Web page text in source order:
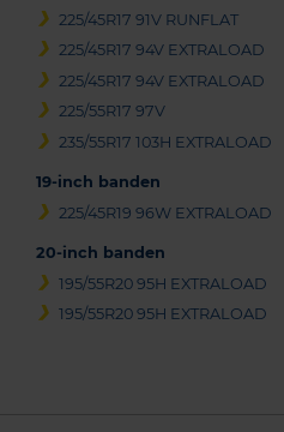
225/45R17 91V RUNFLAT
225/45R17 94V EXTRALOAD
225/45R17 94V EXTRALOAD
225/55R17 97V
235/55R17 103H EXTRALOAD
19-inch banden
225/45R19 96W EXTRALOAD
20-inch banden
195/55R20 95H EXTRALOAD
195/55R20 95H EXTRALOAD